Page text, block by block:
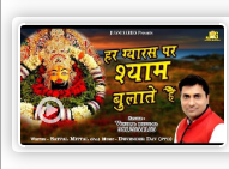
bhajans
रानी
सती
दादी
भजन
rani